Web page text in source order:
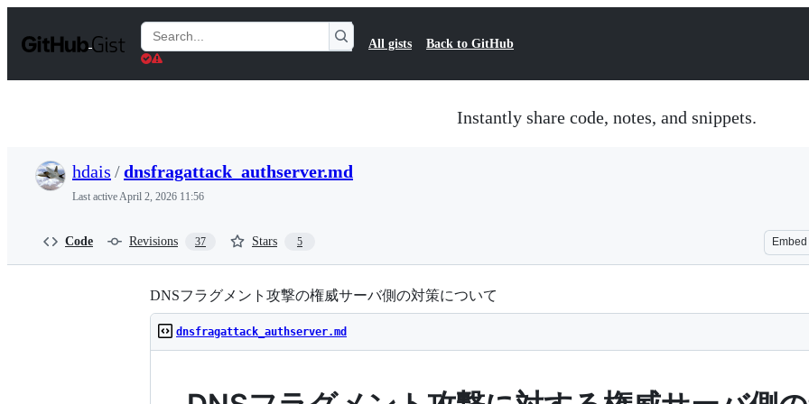
t
Search
Gists
All gists Back to GitHub
Instantly share code, notes, and snippets.
hdais /dnsfragattack_authserver.md
Last activeApril 2, 2026 11:56
Code Revisions 37 Stars 5 Embed
DNSフラグメント攻撃の権威サーバ側の対策について
dnsfragattack_authserver.md